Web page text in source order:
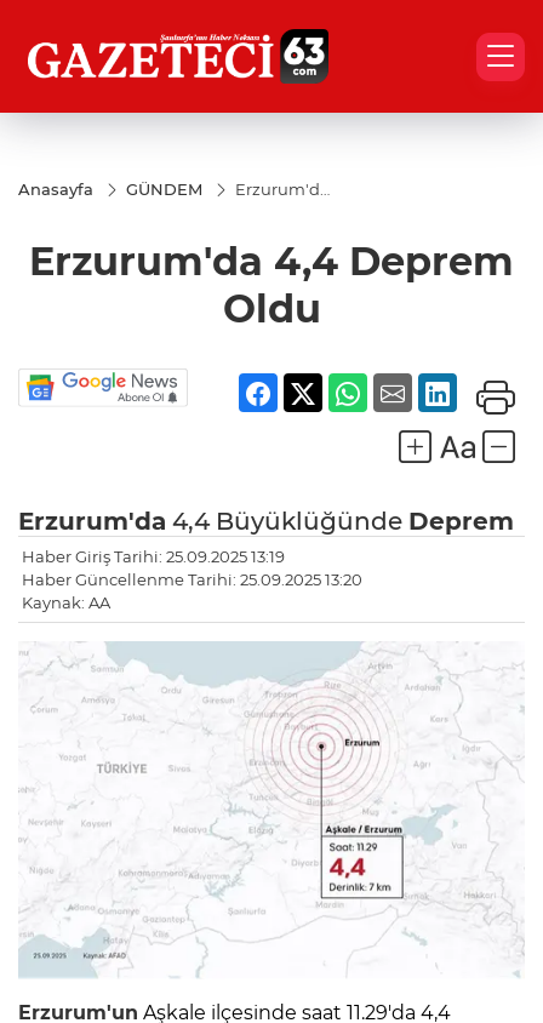
Anasayfa GÜNDEM
Erzurum'da
Oldu
Erzurum'da 4,4 Deprem
Oldu
Erzurum'da 4,4 Büyüklüğünde Deprem
Haber Giriş Tarihi: 25.09.2025 13:19
Haber Güncellenme Tarihi: 25.09.2025 13:20
Kaynak: AA
Erzurum'un Aşkale ilçesinde saat 11.29'da 4,4